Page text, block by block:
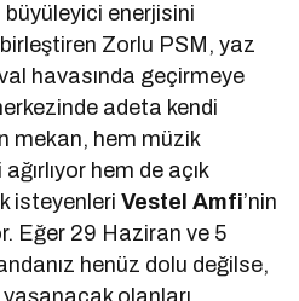
enerjisini
Zorlu PSM, yaz
havasında geçirmeye
adeta kendi
mekan, hem müzik
hem de açık
isteyenleriVestel Amfi’nin
Eğer 29 Haziran ve 5
henüz dolu değilse,